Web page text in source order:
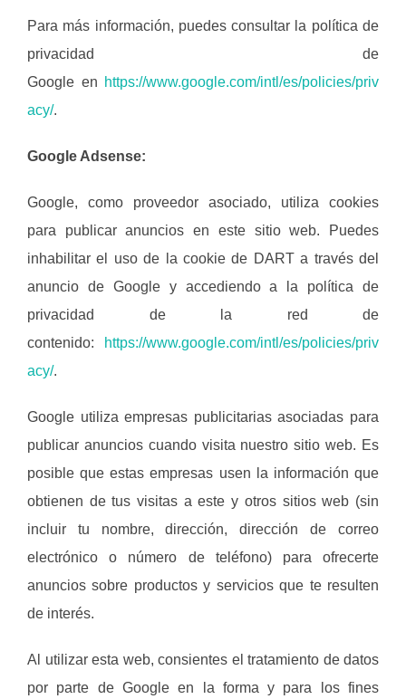
Para más información, puedes consultar la política de
privacidad de
Google en https://www.google.com/intl/es/policies/priv
acy/.
Google Adsense:
Google, como proveedor asociado, utiliza cookies
para publicar anuncios en este sitio web. Puedes
inhabilitar el uso de la cookie de DART a través del
anuncio de Google y accediendo a la política de
privacidad de la red de
contenido:
https://www.google.com/intl/es/policies/priv
acy/.
Google utiliza empresas publicitarias asociadas para
publicar anuncios cuando visita nuestro sitio web. Es
posible que estas empresas usen la información que
obtienen de tus visitas a este y otros sitios web (sin
incluir tu nombre, dirección, dirección de correo
electrónico o número de teléfono) para ofrecerte
anuncios sobre productos y servicios que te resulten
de interés.
Al utilizar esta web, consientes el tratamiento de datos
por parte de Google en la forma y para los fines